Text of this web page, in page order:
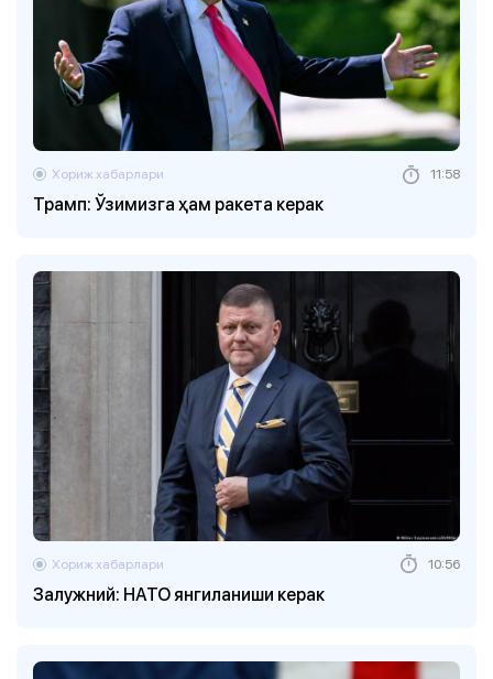
Трамп: Ўзимизга ҳам ракета керак
Хориж хабарлари 11:58
Залужний: НАТО янгиланиши керак
Хориж хабарлари 10:56